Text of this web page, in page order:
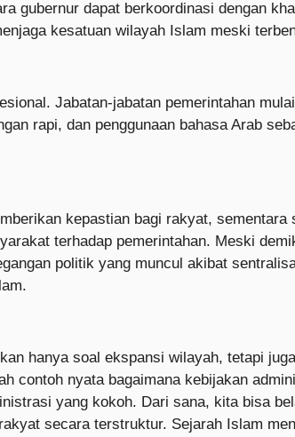
gubernur dapat berkoordinasi dengan
kesatuan wilayah Islam meski
Jabatan-jabatan pemerintahan
rapi, dan penggunaan bahasa Arab
kepastian bagi rakyat, sementara
terhadap pemerintahan. Meski
politik yang muncul akibat
hanya soal ekspansi wilayah, tetapi
contoh nyata bagaimana kebijakan
yang kokoh. Dari sana, kita bisa
secara terstruktur. Sejarah Islam